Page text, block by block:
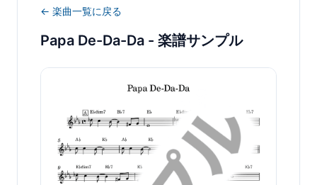
← 楽曲一覧に戻る
Papa De-Da-Da - 楽譜サンプル